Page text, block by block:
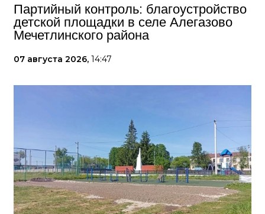
Партийный контроль: благоустройство
детской площадки в селе Алегазово
Мечетлинского района
07 августа 2026, 14:47